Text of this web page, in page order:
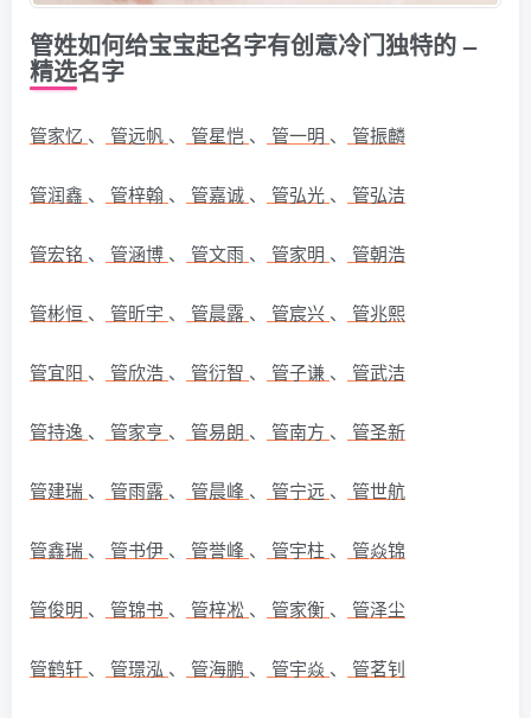
管姓如何给宝宝起名字有创意冷门独特的 –
精选名字
管家忆 、 管远帆 、 管星恺 、 管一明 、 管振麟
管润鑫 、 管梓翰 、 管嘉诚 、 管弘光 、 管弘洁
管宏铭 、 管涵博 、 管文雨 、 管家明 、 管朝浩
管彬恒 、 管昕宇 、 管晨露 、 管宸兴 、 管兆熙
管宜阳 、 管欣浩 、 管衍智 、 管子谦 、 管武洁
管持逸 、 管家亨 、 管易朗 、 管南方 、 管圣新
管建瑞 、 管雨露 、 管晨峰 、 管宁远 、 管世航
管鑫瑞 、 管书伊 、 管誉峰 、 管宇柱 、 管焱锦
管俊明 、 管锦书 、 管梓凇 、 管家衡 、 管泽尘
管鹤轩 、 管璟泓 、 管海鹏 、 管宇焱 、 管茗钊